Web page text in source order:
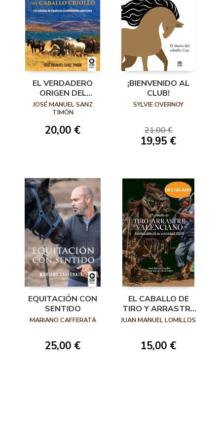
EL VERDADERO
ORIGEN DEL
CABALLO CRIOLLO
JOSÉ MANUEL SANZ
TIMÓN
20,00 €
¡BIENVENIDO AL
CLUB!
SYLVIE OVERNOY
21,00 €
19,95 €
EQUITACIÓN CON
SENTIDO
MARIANO CAFFERATA
25,00 €
EL CABALLO DE
TIRO Y ARRASTRE
VALENCIANO
JUAN MANUEL LOMILLOS
15,00 €